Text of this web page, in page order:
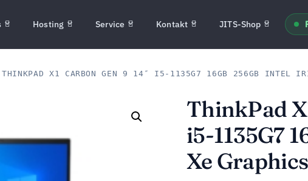
Hosting Service Kontakt JITS-Shop
X1 CARBON GEN 9 14″ I5-1135G7 16GB 256GB INTEL
ThinkPad
i5-1135G7
Xe